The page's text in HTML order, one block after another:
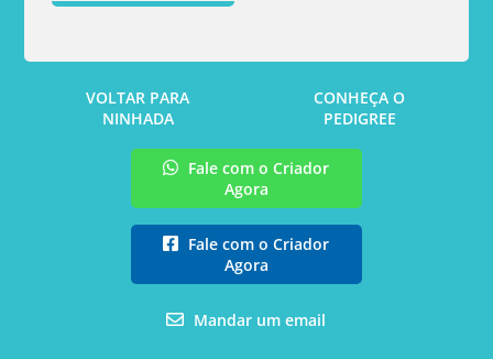
VOLTAR PARA
NINHADA
CONHEÇA O
PEDIGREE
Fale com o Criador
Agora
Fale com o Criador
Agora
Mandar um email